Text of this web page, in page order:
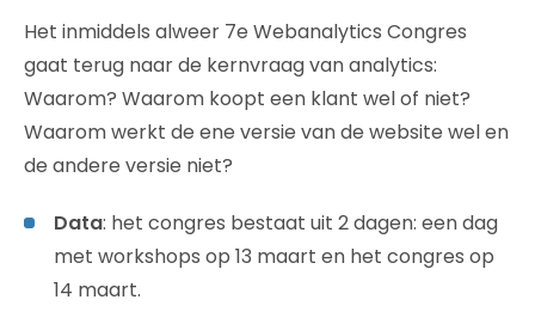
Het inmiddels alweer 7e Webanalytics Congres
gaat terug naar de kernvraag van analytics:
Waarom? Waarom koopt een klant wel of niet?
Waarom werkt de ene versie van de website wel en
de andere versie niet?
Data: het congres bestaat uit 2 dagen: een dag
met workshops op 13 maart en het congres op
14 maart.